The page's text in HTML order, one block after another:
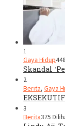
1
Gaya Hidup
Skandal
2
Berita, Gaya
3
Berita375